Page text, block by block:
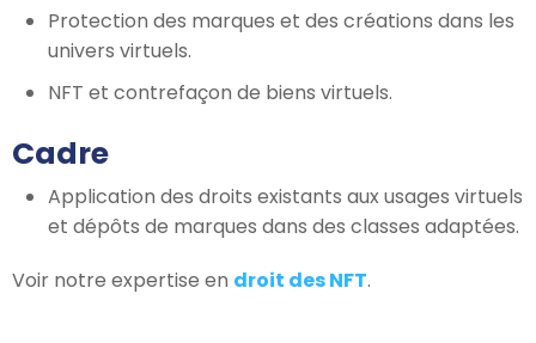
Protection des marques et des créations dans les
univers virtuels.
NFT et contrefaçon de biens virtuels.
Cadre
Application des droits existants aux usages virtuels
et dépôts de marques dans des classes adaptées.
Voir notre expertise en droit des NFT.